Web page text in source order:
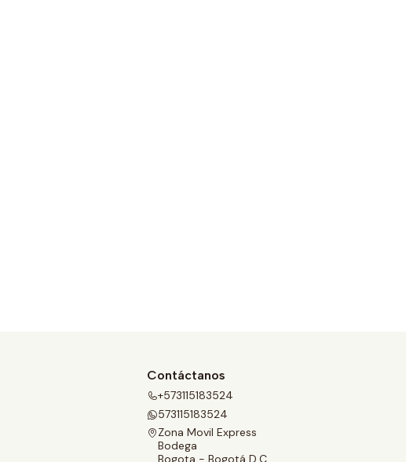
Contáctanos
+573115183524
573115183524
Zona Movil Express
Bodega
Bogota - Bogotá D.C.